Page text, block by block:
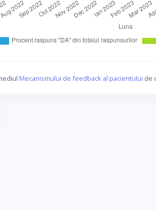
Mecanismului de feedback al pacientului de
tie iti plac graficele,